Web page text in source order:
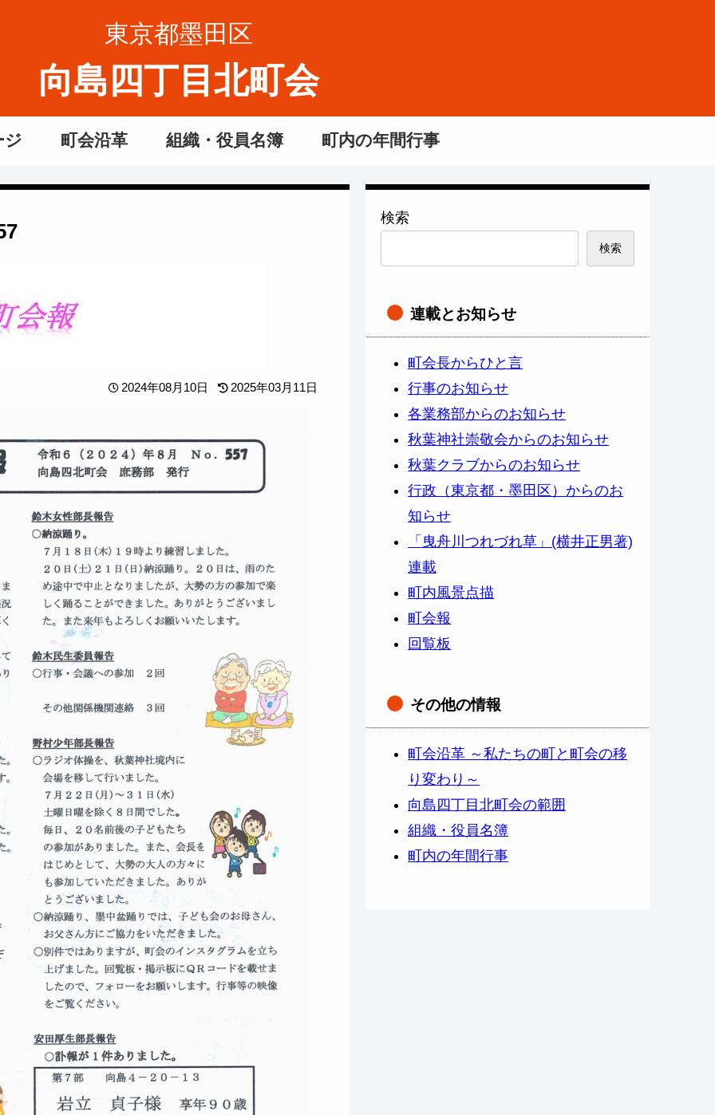
東京都墨田区
向島四丁目北町会
ジ 町会沿革 組織・役員名簿 町内の年間行事
2024年08月10日 2025年03月11日
検索
検索
連載とお知らせ
町会長からひと言
行事のお知らせ
各業務部からのお知らせ
秋葉神社崇敬会からのお知らせ
秋葉クラブからのお知らせ
行政（東京都・墨田区）からのお
知らせ
「曳舟川つれづれ草」(横井正男著)
連載
町内風景点描
町会報
回覧板
その他の情報
町会沿革 ～私たちの町と町会の移
り変わり～
向島四丁目北町会の範囲
組織・役員名簿
町内の年間行事